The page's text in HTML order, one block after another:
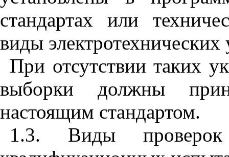
стандартах или
виды электротехнических
При отсутствии таких
выборки должны
настоящим стандартом.
1.3. Виды